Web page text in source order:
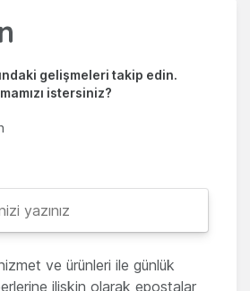
gelişmeleri takip edin.
istersiniz?
ve ürünleri ile günlük
ilişkin olarak epostalar